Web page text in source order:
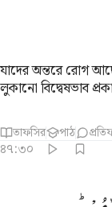
যাদের অন্তরে রোগ
লুকানো বিদ্বেষভাব
তাফসির পাঠ
৪৭:৩০
لحن القول والله